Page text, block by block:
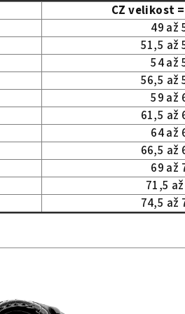
CZ velikost
49 až
51,5 až
54 až
56,5 až
59 až
61,5 až
64 až
66,5 až
69 až
71,5
74,5 až